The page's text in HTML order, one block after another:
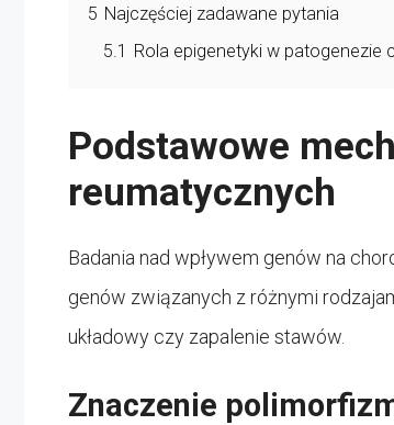
5 Najczęściej zadawane pytania
5.1 Rola epigenetyki w patogenezie
Podstawowe
reumatycznych
Badania nad wpływem genów na
genów związanych z różnymi
układowy czy zapalenie stawów.
Znaczenie